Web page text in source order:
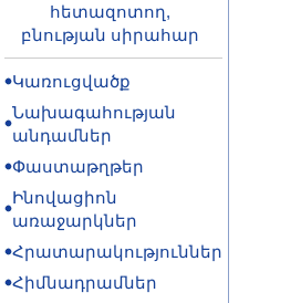
հետազոտող,
բնության սիրահար
Կառուցվածք
Նախագահության
անդամներ
Փաստաթղթեր
Ինովացիոն
առաջարկներ
Հրատարակություններ
Հիմնադրամներ